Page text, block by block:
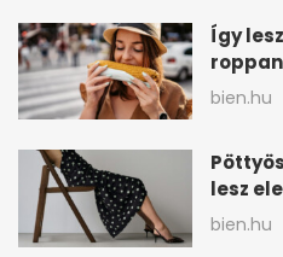
Így
bien.hu
lesz
bien.hu